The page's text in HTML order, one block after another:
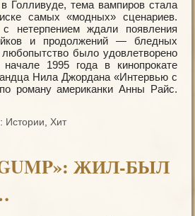
Голливуде, тема вампиров стала
самых «модных» сценариев.
нетерпением ждали появления
и продолжений — бледных
было удовлетворено
1995 года в кинопрокате
Нила Джордана «Интервью с
роману американки Анны Райс.
Истории,Хит
GUMP»: ЖИЛ-БЫЛ